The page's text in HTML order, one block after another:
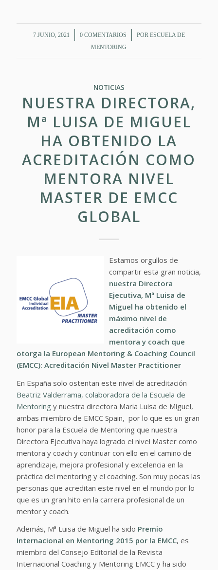
7 JUNIO, 2021
/ 0 COMENTARIOS
/ POR ESCUELA DE
MENTORING
NOTICIAS
NUESTRA DIRECTORA,
Mª LUISA DE MIGUEL
HA OBTENIDO LA
ACREDITACIÓN COMO
MENTORA NIVEL
MASTER DE EMCC
GLOBAL
Estamos orgullos de
compartir esta gran noticia,
nuestra Directora
Ejecutiva, Mª Luisa de
Miguel ha obtenido el
máximo nivel de
acreditación como
mentora y coach que
otorga la European Mentoring & Coaching Council
(EMCC): Acreditación Nivel Master Practitioner
En España solo ostentan este nivel de acreditación
Beatriz Valderrama, colaboradora de la Escuela de
Mentoringy nuestra directora Maria Luisa de Miguel,
ambas miembro de EMCC Spain, por lo que es un gran
honor para la Escuela de Mentoring que nuestra
Directora Ejecutiva haya logrado el nivel Master como
mentora y coach y continuar con ello en el camino de
aprendizaje, mejora profesional y excelencia en la
práctica del mentoring y el coaching. Son muy pocas las
personas que acreditan este nivel en el mundo por lo
que es un gran hito en la carrera profesional de un
mentor y coach.
Además, Mª Luisa de Miguel ha sido Premio
Internacional en Mentoring 2015 por la EMCC, es
miembro del Consejo Editorial de la Revista
Internacional Coaching y Mentoring EMCC y ha sido